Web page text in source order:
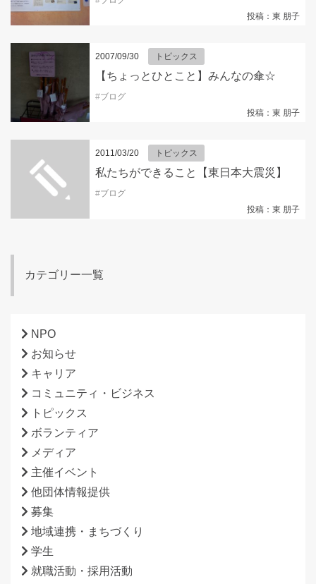
投稿：東 朋子
2007/09/30 トピックス
【ちょっとひとこと】みんなの傘☆
#ブログ
投稿：東 朋子
2011/03/20 トピックス
私たちができること【東日本大震災】
#ブログ
投稿：東 朋子
カテゴリー一覧
NPO
お知らせ
キャリア
コミュニティ・ビジネス
トピックス
ボランティア
メディア
主催イベント
他団体情報提供
募集
地域連携・まちづくり
学生
就職活動・採用活動